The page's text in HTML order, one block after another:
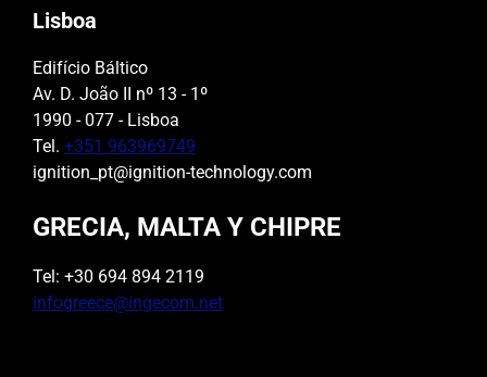
Lisboa
Edifício Báltico
Av. D. João II nº 13 - 1º
1990 - 077 - Lisboa
Tel. +351 963969749
ignition_pt@ignition-technology.com
GRECIA, MALTA Y CHIPRE
Tel: +30 694 894 2119
infogreece@ingecom.net